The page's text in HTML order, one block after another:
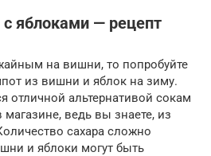
яблоками — рецепт
на вишни, то попробуйте
из вишни и яблок на зиму.
отличной альтернативой сокам
ведь вы знаете, из
сахара сложно
и яблоки могут быть